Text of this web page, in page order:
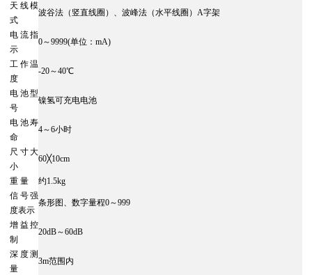
天线模
式
波谷法（竖直线圈）、波峰法（水平线圈）A字架
电流指
示
0～9999(单位：mA)
工作温
度
-20～40℃
电池型
号
镍氢可充电电池
电池寿
命
4～6小时
尺寸大
小
60╳10cm
重 量
约1.5kg
信号强
度表示
条形图、数字量程0～999
增益控
制
20dB～60dB
深度测
量
3m范围内